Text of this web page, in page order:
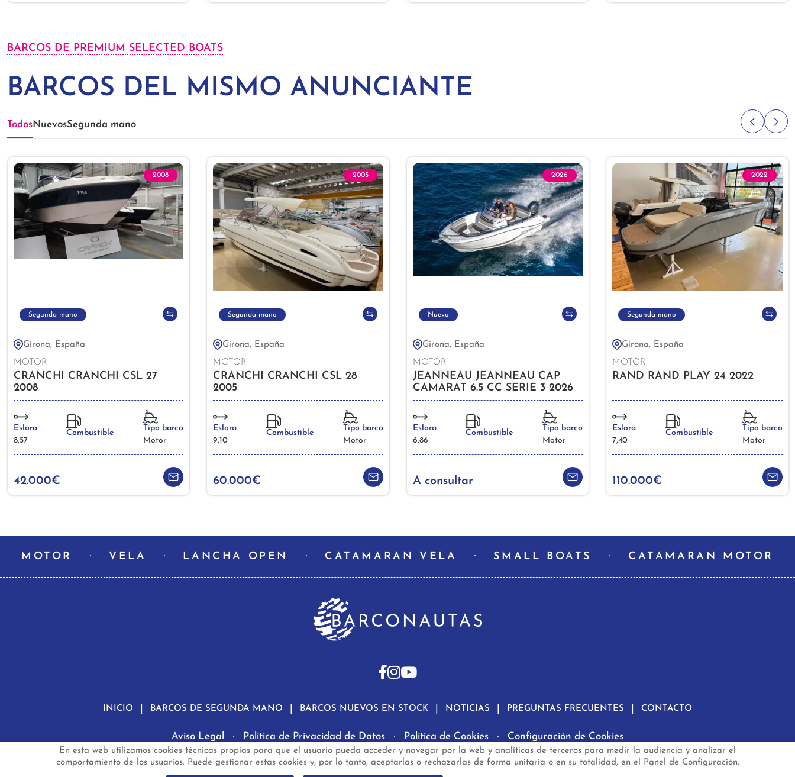
BARCOS DE PREMIUM SELECTED BOATS
BARCOS DEL MISMO ANUNCIANTE
TodosNuevosSegunda mano
2008
Segunda mano
Girona, España
MOTOR
CRANCHI CRANCHI CSL 27
2008
Eslora
8,57
Combustible
Tipo barco
Motor
42.000€
2005
Segunda mano
Girona, España
MOTOR
CRANCHI CRANCHI CSL 28
2005
Eslora
9,10
Combustible
Tipo barco
Motor
60.000€
2026
Nuevo
Girona, España
MOTOR
JEANNEAU JEANNEAU CAP
CAMARAT 6.5 CC SERIE 3 2026
Eslora
6,86
Combustible
Tipo barco
Motor
A consultar
2022
Segunda mano
Girona, España
MOTOR
RAND RAND PLAY 24 2022
Eslora
7,40
Combustible
Tipo barco
Motor
110.000€
En esta web utilizamos cookies técnicas propias para que el usuario pueda acceder y navegar por la web y analíticas de terceros para medir la audiencia y analizar el
comportamiento de los usuarios. Puede gestionar estas cookies y, por lo tanto, aceptarlas o rechazarlas de forma unitaria o en su totalidad, en el Panel de Configuración.
MOTOR VELA LANCHA OPEN CATAMARAN VELA SMALL BOATS CATAMARAN MOTOR
INICIO BARCOS DE SEGUNDA MANO BARCOS NUEVOS EN STOCK NOTICIAS PREGUNTAS FRECUENTES CONTACTO
Aviso Legal Política de Privacidad de Datos Política de Cookies
Configuración de Cookies
barconautas.com© 2024 - Diseño y programación porEdina.es